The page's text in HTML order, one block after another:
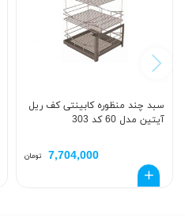
سبد چند منظوره کابینتی کف ریل
آیتین مدل 60 کد 303
7,704,000 تومان